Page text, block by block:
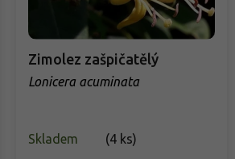
Zimolez zašpičatělý
Lonicera acuminata
Skladem (4 ks)